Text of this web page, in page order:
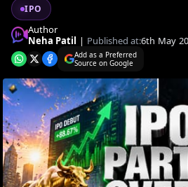
IPO
Author
Neha Patil | Published at:6th May
Add as a Preferred
Source on Google